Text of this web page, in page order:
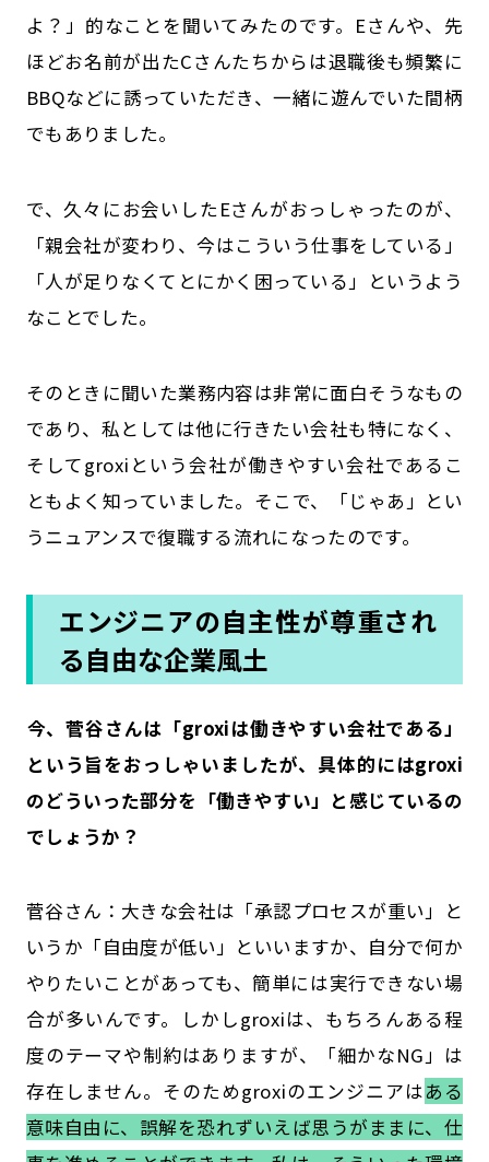
よ？」的なことを聞いてみたのです。Eさんや、先
ほどお名前が出たCさんたちからは退職後も頻繁に
BBQなどに誘っていただき、一緒に遊んでいた間柄
でもありました。
で、久々にお会いしたEさんがおっしゃったのが、
「親会社が変わり、今はこういう仕事をしている」
「人が足りなくてとにかく困っている」というよう
なことでした。
そのときに聞いた業務内容は非常に面白そうなもの
であり、私としては他に行きたい会社も特になく、
そしてgroxiという会社が働きやすい会社であるこ
ともよく知っていました。そこで、「じゃあ」とい
うニュアンスで復職する流れになったのです。
エンジニアの自主性が尊重され
る自由な企業風土
――今、菅谷さんは「groxiは働きやすい会社である」
という旨をおっしゃいましたが、具体的にはgroxi
のどういった部分を「働きやすい」と感じているの
でしょうか？
菅谷さん：大きな会社は「承認プロセスが重い」と
いうか「自由度が低い」といいますか、自分で何か
やりたいことがあっても、簡単には実行できない場
合が多いんです。しかしgroxiは、もちろんある程
度のテーマや制約はありますが、「細かなNG」は
存在しません。そのためgroxiのエンジニアはある
意味自由に、誤解を恐れずいえば思うがままに、仕